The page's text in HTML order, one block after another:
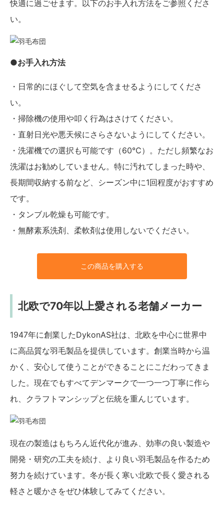
快適に過ごせます。以下のお手入れ方法をご参照くださ
い。
●お手入れ方法
・日常的にほぐして空気を含ませるようにしてくださ
い。
・掃除機の使用や叩く行為はさけてください。
・直射日光や悪天候にさらさないようにしてください。
・洗濯機での選択も可能です（60℃）。ただし頻繁なお
洗濯はお勧めしていません。特に汚れてしまった時や、
長期間収納する前など、シーズン中に1回程度がおすすめ
です。
・タンブル乾燥も可能です。
・無酵素系洗剤、柔軟剤は使用しないでください。
この商品を購入する
北欧で70年以上愛される老舗メーカー
1947年に創業したDykonAS社は、北欧を中心に世界中
に高品質な羽毛製品を提供しています。創業当時から温
かく、安心して使うことができることにこだわってきま
した。現在でもすべてデンマークで一つ一つ丁寧に作ら
れ、クラフトマンシップと伝統を重んじています。
現在の製造はもちろん近代化が進み、効率の良い製造や
開発・研究の工夫を続け、より良い羽毛製品を作るため
努力を続けています。冬が長く寒い北欧で長く愛される
軽さと暖かさをぜひ体験してみてください。